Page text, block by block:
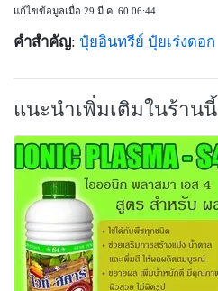
แก้ไขข้อมูลเมื่อ 29 มี.ค. 60 06:44
คำสำคัญ: ปุ๋ยอินทรีย์ ปุ๋ยเร่งดอก
แนะนำเพิ่มเติมในร้านนี้